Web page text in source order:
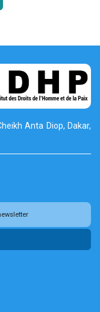
Anta Diop, Dakar,